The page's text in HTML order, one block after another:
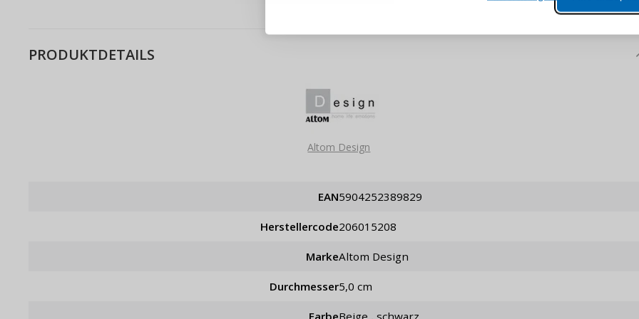
PRODUKTDETAILS
Altom Design
EAN 5904252389829
Herstellercode 206015208
Marke Altom Design
Durchmesser 5,0 cm
Farbe Beige , schwarz
Live-Überblick über Änderungen an der